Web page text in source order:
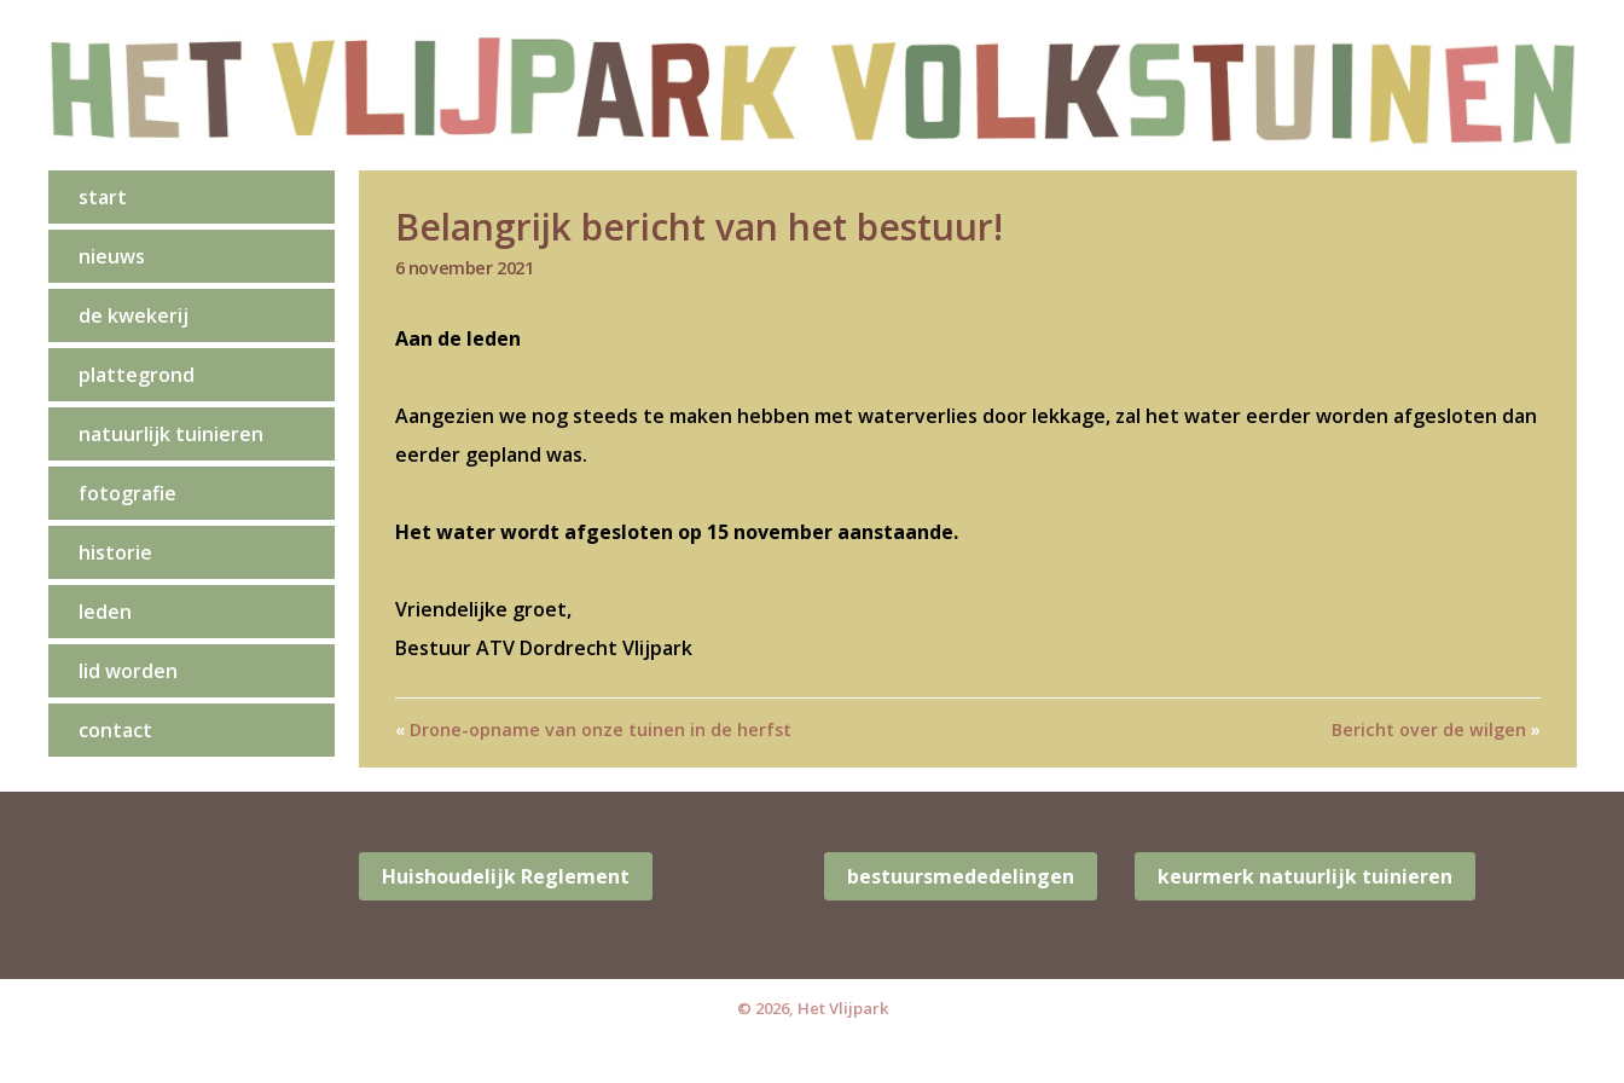
start
nieuws
de kwekerij
plattegrond
natuurlijk tuinieren
fotografie
historie
leden
lid worden
contact
Belangrijk bericht van het bestuur!
6 november 2021
Aan de leden
Aangezien we nog steeds te maken hebben met waterverlies door lekkage, zal het water eerder worden afgesloten dan
eerder gepland was.
Het water wordt afgesloten op 15 november aanstaande.
Vriendelijke groet,
Bestuur ATV Dordrecht Vlijpark
« Drone-opname van onze tuinen in de herfst Bericht over de wilgen »
Huishoudelijk Reglement bestuursmededelingen keurmerk natuurlijk tuinieren
© 2026, Het Vlijpark